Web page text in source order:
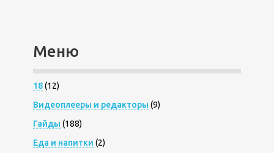
Меню
18(12)
Видеоплееры и редакторы (9)
Гайды (188)
Еда и напитки (2)